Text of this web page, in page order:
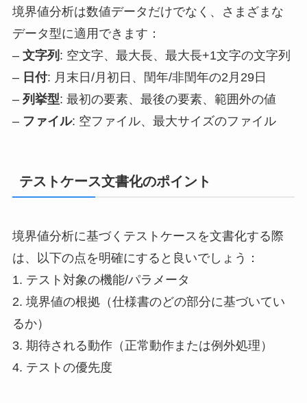
境界値分析は数値データだけでなく、さまざまな
データ型に適用できます：
– 文字列 : 空文字、最大長、最大長+1文字の文字列
– 日付: 月末日/月初日、閏年/非閏年の2月29日
– 列挙型: 最初の要素、最後の要素、範囲外の値
– ファイル: 空ファイル、最大サイズのファイル
テストケース文書化のポイント
境界値分析に基づくテストケースを文書化する際
は、以下の点を明確にすると良いでしょう：
1. テスト対象の機能/パラメータ
2. 境界値の根拠（仕様書のどの部分に基づいてい
るか）
3. 期待される動作（正常動作または例外処理）
4. テストの優先度